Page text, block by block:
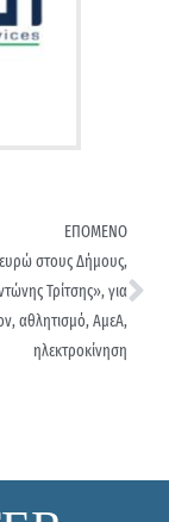
ΕΠΟΜΕΝΟ
στους Δήμους,
Τρίτσης», για
αθλητισμό, ΑμεΑ,
ηλεκτροκίνηση